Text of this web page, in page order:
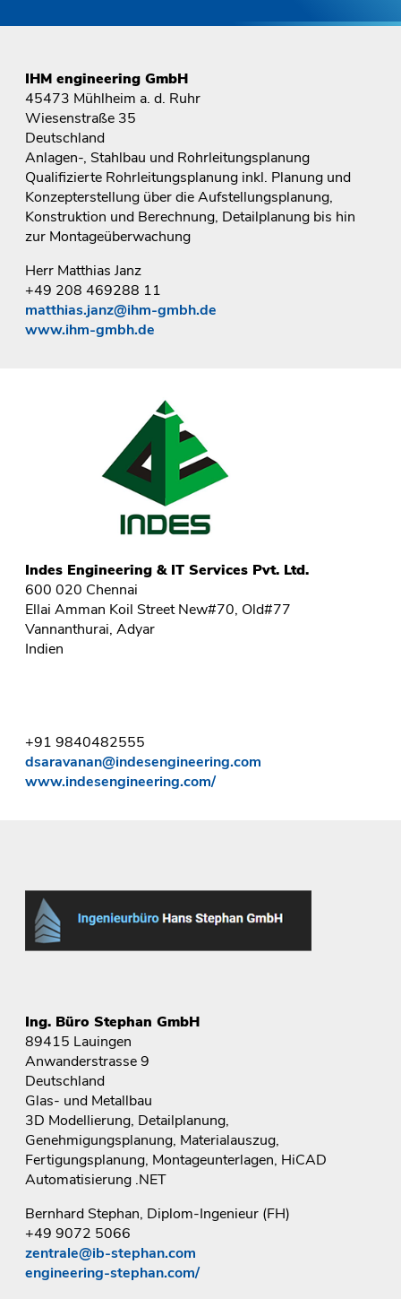
IHM engineering GmbH
45473 Mühlheim a. d. Ruhr
Wiesenstraße 35
Deutschland
Anlagen-, Stahlbau und Rohrleitungsplanung
Qualifizierte Rohrleitungsplanung inkl. Planung und
Konzepterstellung über die Aufstellungsplanung,
Konstruktion und Berechnung, Detailplanung bis hin
zur Montageüberwachung
Herr Matthias Janz
+49 208 469288 11
matthias.janz@ihm-gmbh.de
www.ihm-gmbh.de
Indes Engineering & IT Services Pvt. Ltd.
600 020 Chennai
Ellai Amman Koil Street New#70, Old#77
Vannanthurai, Adyar
Indien
+91 9840482555
dsaravanan@indesengineering.com
www.indesengineering.com/
Ing. Büro Stephan GmbH
89415 Lauingen
Anwanderstrasse 9
Deutschland
Glas- und Metallbau
3D Modellierung, Detailplanung,
Genehmigungsplanung, Materialauszug,
Fertigungsplanung, Montageunterlagen, HiCAD
Automatisierung .NET
Bernhard Stephan, Diplom-Ingenieur (FH)
+49 9072 5066
zentrale@ib-stephan.com
engineering-stephan.com/